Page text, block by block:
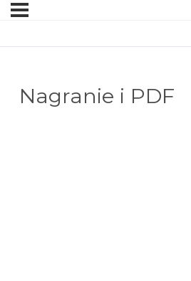
Nagranie i PDF